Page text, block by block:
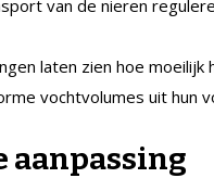
van de nieren
laten zien hoe
vochtvolumes uit hun
aanpassing